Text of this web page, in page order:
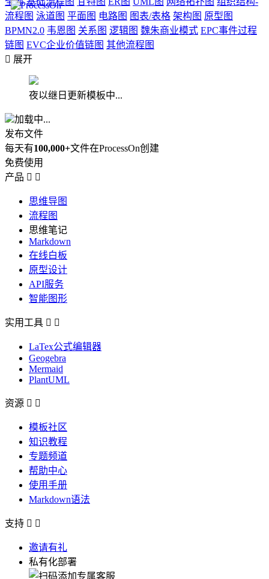
流程图 泳道图 平面图 电路图 图表/表格 架构图 原型图
BPMN2.0 韦恩图 关系图 逻辑图 魏朱商业模式 EPC事件过程
链图 EVC企业价值链图 其他流程图
 展开
夜以继日更新模板中...
加载中...
发布文件
每天有100,000+文件在ProcessOn创建
免费使用
产品  
思维导图
流程图
思维笔记
Markdown
在线白板
原型设计
API服务
智能图形
实用工具  
LaTex公式编辑器
Geogebra
Mermaid
PlantUML
资源  
模板社区
知识教程
专题频道
帮助中心
使用手册
Markdown语法
支持  
邀请有礼
私有化部署